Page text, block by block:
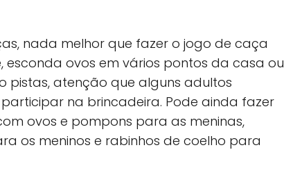
nada melhor que fazer o jogo de caça
esconda ovos em vários pontos da casa ou
pistas, atenção que alguns adultos
na brincadeira. Pode ainda fazer
ovos e pompons para as meninas,
os meninos e rabinhos de coelho para